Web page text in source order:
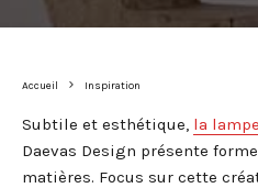
Accueil Inspiration
Subtile et esthétique, la lampe
Daevas Design présente
matières. Focus sur cette